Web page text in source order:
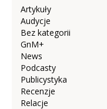
Artykuły
Audycje
Bez kategorii
GnM+
News
Podcasty
Publicystyka
Recenzje
Relacje